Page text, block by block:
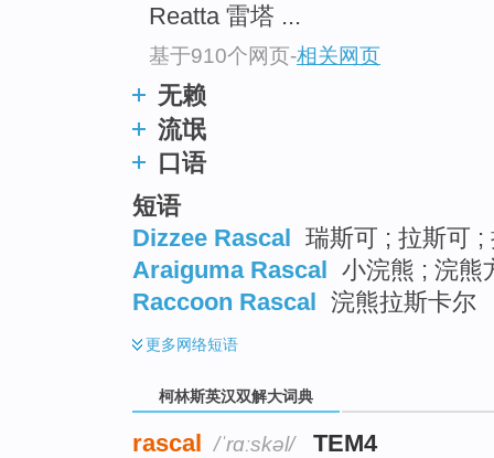
Reatta 雷塔 ...
基于910个网页-相关网页
无赖
流氓
口语
短语
Dizzee Rascal 瑞斯可 ; 拉斯可 ;
Araiguma Rascal 小浣熊 ; 浣熊
Raccoon Rascal 浣熊拉斯卡尔
更多网络短语
柯林斯英汉双解大词典
rascal /ˈrɑːskəl/ TEM4